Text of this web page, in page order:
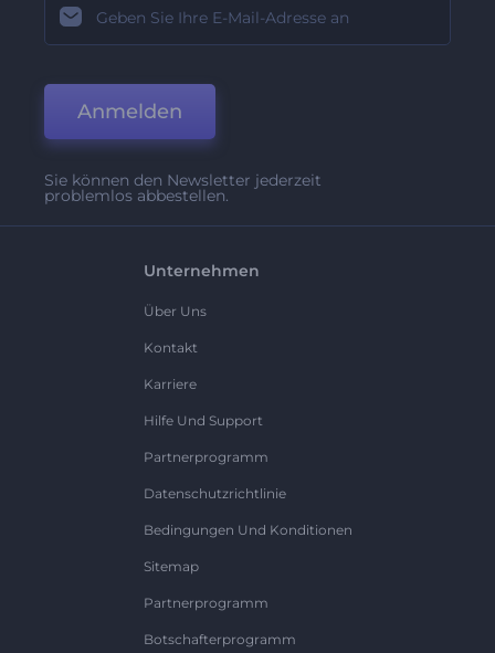
Anmelden
Sie können den Newsletter jederzeit
problemlos abbestellen.
Unternehmen
Über Uns
Kontakt
Karriere
Hilfe Und Support
Partnerprogramm
Datenschutzrichtlinie
Bedingungen Und Konditionen
Sitemap
Partnerprogramm
Botschafterprogramm